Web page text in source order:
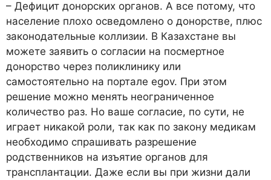
– Дефицит донорских органов. А все потому, что
население плохо осведомлено о донорстве, плюс
законодательные коллизии. В Казахстане вы
можете заявить о согласии на посмертное
донорство через поликлинику или
самостоятельно на портале egov. При этом
решение можно менять неограниченное
количество раз. Но ваше согласие, по сути, не
играет никакой роли, так как по закону медикам
необходимо спрашивать разрешение
родственников на изъятие органов для
трансплантации. Даже если вы при жизни дали